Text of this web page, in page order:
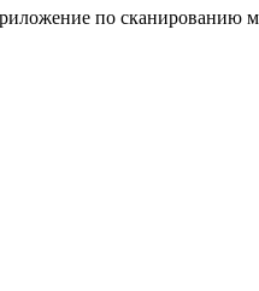
по сканированию